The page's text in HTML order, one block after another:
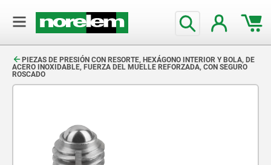
PIEZAS DE PRESIÓN CON RESORTE, HEXÁGONO INTERIOR Y BOLA, DE
ACERO INOXIDABLE, FUERZA DEL MUELLE REFORZADA, CON SEGURO
ROSCADO